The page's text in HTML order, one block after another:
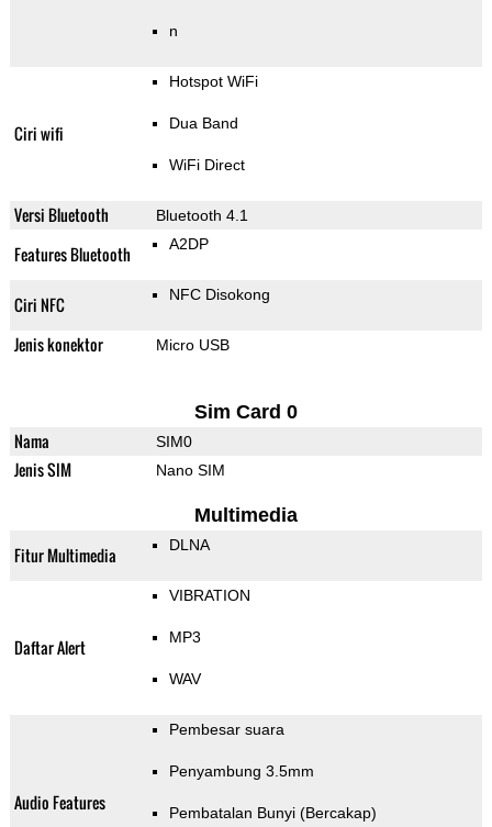
n
Ciri wifi
Hotspot WiFi
Dua Band
WiFi Direct
Versi Bluetooth Bluetooth 4.1
Features Bluetooth A2DP
Ciri NFC NFC Disokong
Jenis konektor Micro USB
Sim Card 0
Nama SIM0
Jenis SIM Nano SIM
Multimedia
Fitur Multimedia DLNA
Daftar Alert
VIBRATION
MP3
WAV
Audio Features
Pembesar suara
Penyambung 3.5mm
Pembatalan Bunyi (Bercakap)